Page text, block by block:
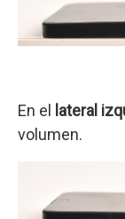
En el lateral
volumen.